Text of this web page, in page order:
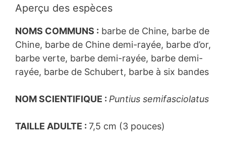
Aperçu des espèces
NOMS COMMUNS : barbe de Chine, barbe de
Chine, barbe de Chine demi-rayée, barbe d’or,
barbe verte, barbe demi-rayée, barbe demi-
rayée, barbe de Schubert, barbe à six bandes
NOM SCIENTIFIQUE : Puntius semifasciolatus
TAILLE ADULTE : 7,5 cm (3 pouces)